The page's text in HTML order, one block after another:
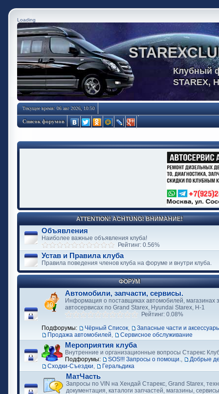
Loading
Клубный
STAREX,
Текущее время: 06 авг 2026, 10:50
Список форумов
ATTENTION! ACHTUNG! ВНИМАНИЕ!
Объявления
Наиболее важные объявления клуба!
Рейтинг: 0.56%
Устав и Правила клуба
Правила поведения членов клуба на форуме и внутри клуба.
ФОРУМ
Автомобили, запчасти, сервисы.
Информация о поставщиках автомобилей, магазинах
автосервисах по Grand Starex, Hyundai Starex, H-1
Рейтинг: 0.08%
Подфорумы:
Чёрный Список,
Запасные части и
Продажа автомобилей, Сервисное обслуживание
Мероприятия клуба
Внутренние и организационные вопросы Старекс
Подфорумы:
SOS!!! Запросы о помощи.,
Добрые
Сходки-Съездки, Геральдика
МатЧасть
Запросы по VIN на Хендай Старекс, Grand Starex,
документация, каталоги запчастей, магазины, сервисы